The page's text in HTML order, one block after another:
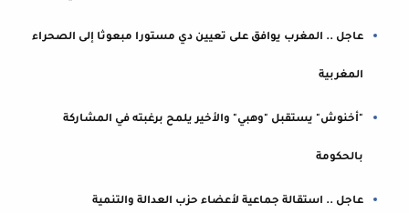
عاجل .. المغرب يوافق على تعيين دي مستورا مبعوثا إلى الصحراء
المغربية
"أخنوش" يستقبل "وهبي" والأخير يلمح برغبته في المشاركة
بالحكومة
عاجل .. استقالة جماعية لأعضاء حزب العدالة والتنمية